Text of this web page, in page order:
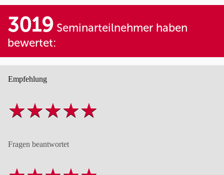
3019 Seminarteilnehmer haben
bewertet:
Empfehlung
Fragen beantwortet